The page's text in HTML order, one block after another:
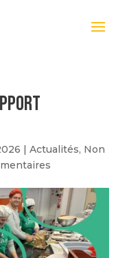
| Actualités, Non